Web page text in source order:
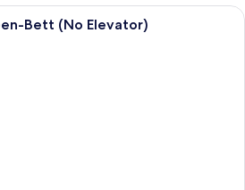
Ein Hotelzimmer mit Bett,
Bett (No Elevator)